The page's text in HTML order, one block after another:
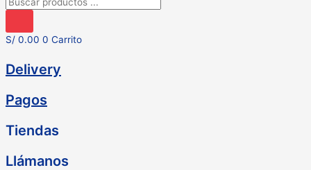
productos
S/ 0.00 0 Carrito
Delivery
Pagos
Tiendas
Llámanos